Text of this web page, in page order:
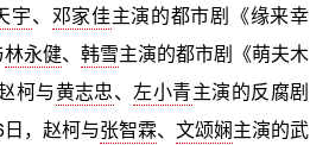
宇、 邓家佳主演的都市剧《缘来幸
林永健、 韩雪主演的都市剧《萌夫木
柯与黄志忠、左小青主演的反腐剧
，赵柯与张智霖、 文颂娴主演的武